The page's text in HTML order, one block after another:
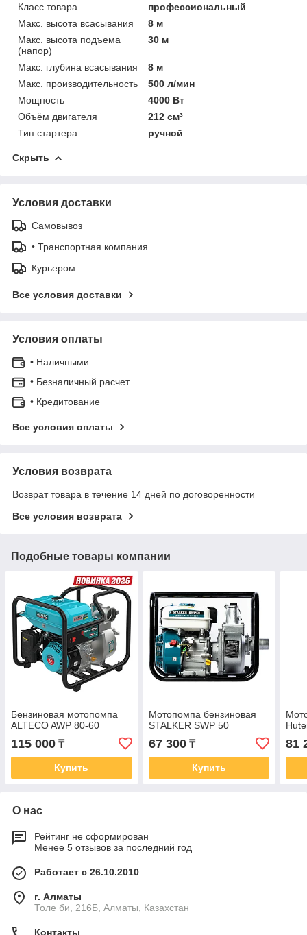
Класс товара
профессиональный
Макс. высота всасывания
8 м
Макс. высота подъема
(напор)
30 м
Макс. глубина всасывания
8 м
Макс. производительность
500 л/мин
Мощность
4000 Вт
Объём двигателя
212 см³
Тип стартера
ручной
Скрыть
Условия доставки
Самовывоз
• Транспортная компания
Курьером
Все условия доставки
Условия оплаты
• Наличными
• Безналичный расчет
• Кредитование
Все условия оплаты
Условия возврата
Возврат товара в течение 14 дней по договоренности
Все условия возврата
Подобные товары компании
Бензиновая мотопомпа
ALTECO AWP 80-60
115 000 ₸
Купить
Мотопомпа бензиновая
STALKER SWP 50
67 300₸
Купить
81
О нас
Рейтинг не сформирован
Менее 5 отзывов за последний год
Работает с 26.10.2010
г. Алматы
Толе би, 216Б, Алматы, Казахстан
Контакты